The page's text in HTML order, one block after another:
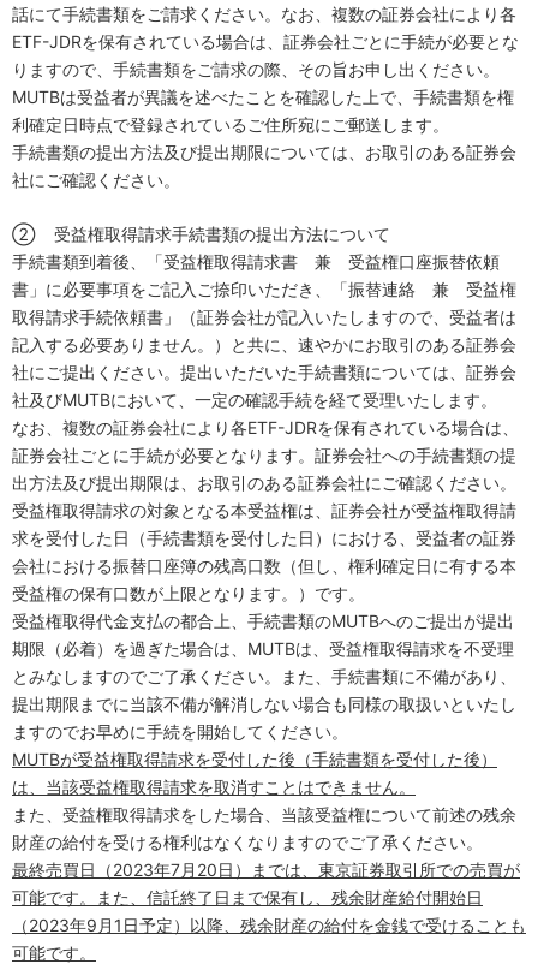
話にて手続書類をご請求ください。なお、複数の証券会社により各
ETF-JDRを保有されている場合は、証券会社ごとに手続が必要とな
りますので、手続書類をご請求の際、その旨お申し出ください。
MUTBは受益者が異議を述べたことを確認した上で、手続書類を権
利確定日時点で登録されているご住所宛にご郵送します。
手続書類の提出方法及び提出期限については、お取引のある証券会
社にご確認ください。
② 受益権取得請求手続書類の提出方法について
手続書類到着後、「受益権取得請求書 兼 受益権口座振替依頼
書」に必要事項をご記入ご捺印いただき、「振替連絡 兼 受益権
取得請求手続依頼書」（証券会社が記入いたしますので、受益者は
記入する必要ありません。）と共に、速やかにお取引のある証券会
社にご提出ください。提出いただいた手続書類については、証券会
社及びMUTBにおいて、一定の確認手続を経て受理いたします。
なお、複数の証券会社により各ETF-JDRを保有されている場合は、
証券会社ごとに手続が必要となります。証券会社への手続書類の提
出方法及び提出期限は、お取引のある証券会社にご確認ください。
受益権取得請求の対象となる本受益権は、証券会社が受益権取得請
求を受付した日（手続書類を受付した日）における、受益者の証券
会社における振替口座簿の残高口数（但し、権利確定日に有する本
受益権の保有口数が上限となります。）です。
受益権取得代金支払の都合上、手続書類のMUTBへのご提出が提出
期限（必着）を過ぎた場合は、 MUTBは、受益権取得請求を不受理
とみなしますのでご了承ください。また、手続書類に不備があり、
提出期限までに当該不備が解消しない場合も同様の取扱いといたし
ますのでお早めに手続を開始してください。
MUTBが受益権取得請求を受付した後（手続書類を受付した後）
は、当該受益権取得請求を取消すことはできません。
また、受益権取得請求をした場合、当該受益権について前述の残余
財産の給付を受ける権利はなくなりますのでご了承ください。
最終売買日（2023年7月 20日）までは、東京証券取引所での売買が
可能です。また、信託終了日まで保有し、残余財産給付開始日
（2023年9 月 1 日予定）以降、残余財産の給付を金銭で受けることも
可能です。